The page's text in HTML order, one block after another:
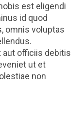
est eligendi
id quod
omnis voluptas
aut officiis debitis
ut et
non